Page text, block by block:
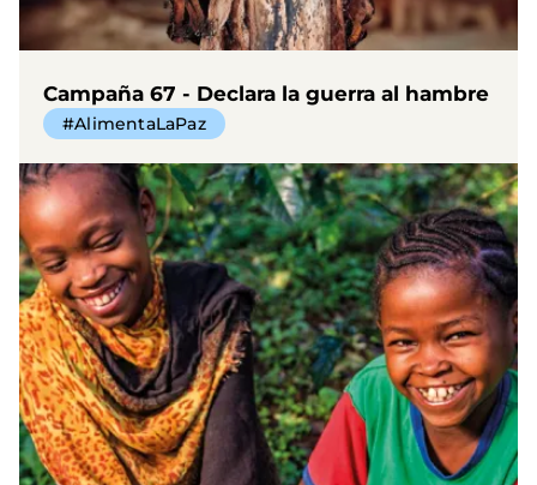
Campaña 67 - Declara la guerra al hambre
#AlimentaLaPaz